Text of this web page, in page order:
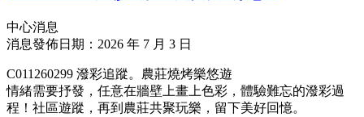
中心消息
消息發佈日期：2026 年 7 月 3 日
C011260299 潑彩追蹤。農莊燒烤樂悠遊
情緒需要抒發，任意在牆壁上畫上色彩，體驗難忘的潑彩過
程！社區遊蹤，再到農莊共聚玩樂，留下美好回憶。